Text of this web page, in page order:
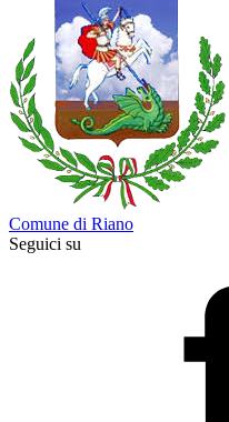
Comune di Riano
Seguici su